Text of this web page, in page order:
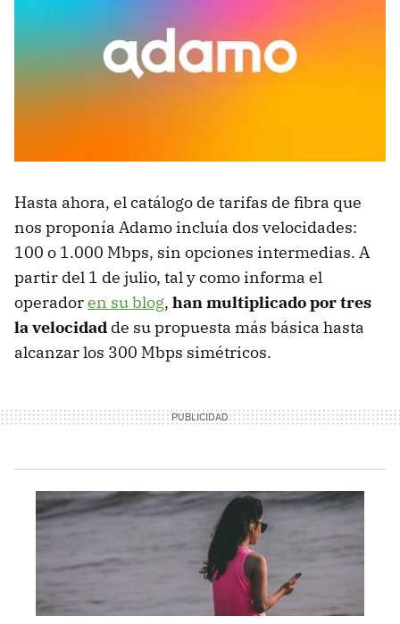
Hasta ahora, el catálogo de tarifas de fibra que
nos proponía Adamo incluía dos velocidades:
100 o 1.000 Mbps, sin opciones intermedias. A
partir del 1 de julio, tal y como informa el
operadoren su blog, han multiplicado por tres
la velocidad de su propuesta más básica hasta
alcanzar los 300 Mbps simétricos.